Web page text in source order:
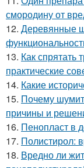
смородину от
12. Деревянные
13. Как спрятать
практические
14. Какие
15. Почему
причины и
16. Пенопласт в
17. Полистирол:
18. Вредно ли